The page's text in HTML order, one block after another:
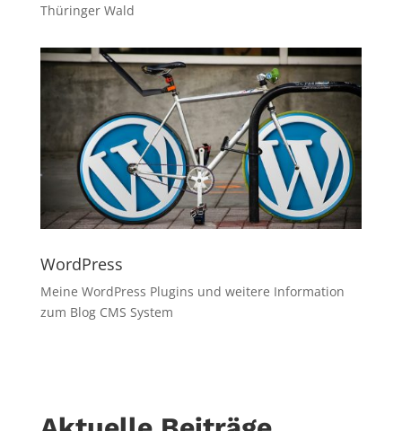
Thüringer Wald
WordPress
Meine WordPress Plugins und weitere Information
zum Blog CMS System